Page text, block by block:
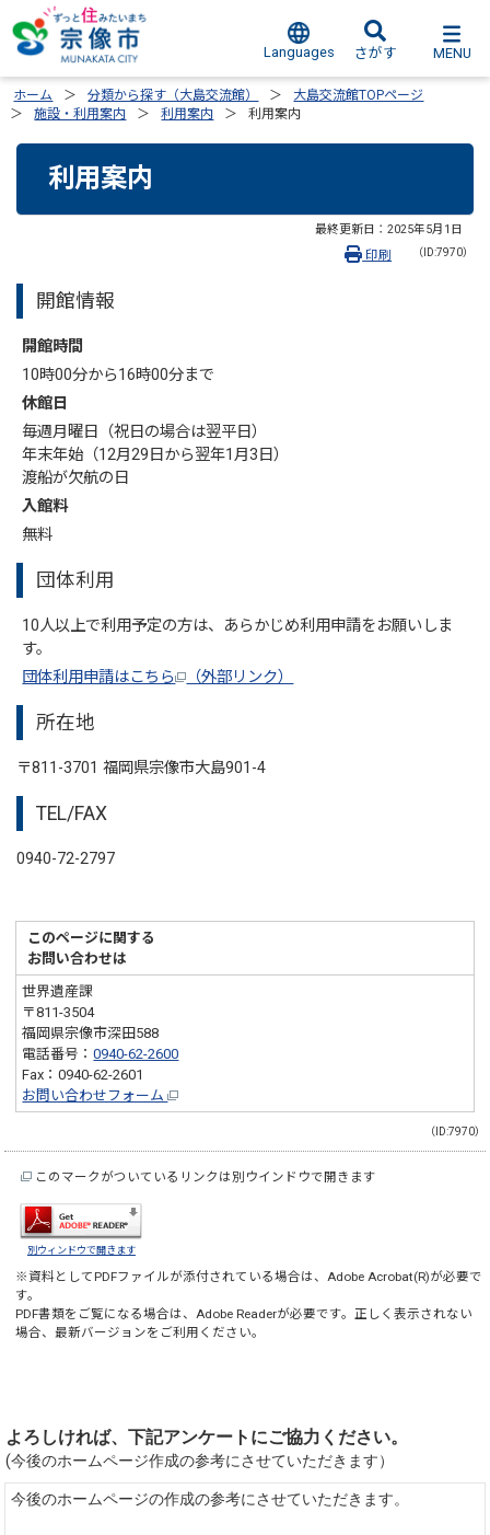
Languages さがす MENU
ホーム 分類から探す（大島交流館）
大島交流館TOPページ
施設・利用案内
利用案内 利用案内
利用案内
最終更新日： 2025年5月1日
（ID:7970）
印刷
開館情報
開館時間
10時00分から16時00分まで
休館日
毎週月曜日（祝日の場合は翌平日）
年末年始（12月29日から翌年1月3日）
渡船が欠航の日
入館料
無料
団体利用
10人以上で利用予定の方は、あらかじめ利用申請をお願いしま
す。
団体利用申請はこちら
（外部リンク）
所在地
〒811-3701 福岡県宗像市大島901-4
TEL/FAX
0940-72-2797
このページに関する
お問い合わせは
世界遺産課
〒811-3504
福岡県宗像市深田588
電話番号：0940-62-2600
Fax：0940-62-2601
お問い合わせフォーム
（ID:7970）
このマークがついているリンクは別ウインドウで開きます
別ウィンドウで開きます
※資料としてPDFファイルが添付されている場合は、 Adobe Acrobat(R)が必要で
す。
PDF書類をご覧になる場合は、 Adobe Readerが必要です。正しく表示されない
場合、最新バージョンをご利用ください。